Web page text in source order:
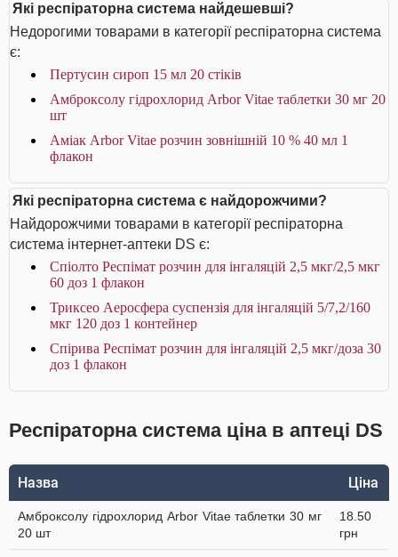
Які респіраторна система найдешевші?
Недорогими товарами в категорії респіраторна система
є:
Пертусин сироп 15 мл 20 стіків
Амброксолу гідрохлорид Arbor Vitae таблетки 30 мг 20
шт
Аміак Arbor Vitae розчин зовнішній 10 % 40 мл 1
флакон
Які респіраторна система є найдорожчими?
Найдорожчими товарами в категорії респіраторна
система інтернет-аптеки DS є:
Спіолто Респімат розчин для інгаляцій 2,5 мкг/2,5 мкг
60 доз 1 флакон
Триксео Аеросфера суспензія для інгаляцій 5/7,2/160
мкг 120 доз 1 контейнер
Спірива Респімат розчин для інгаляцій 2,5 мкг/доза 30
доз 1 флакон
Респіраторна система ціна в аптеці DS
Назва Ціна
Амброксолу гідрохлорид Arbor Vitae таблетки 30 мг
20 шт
18.50
грн